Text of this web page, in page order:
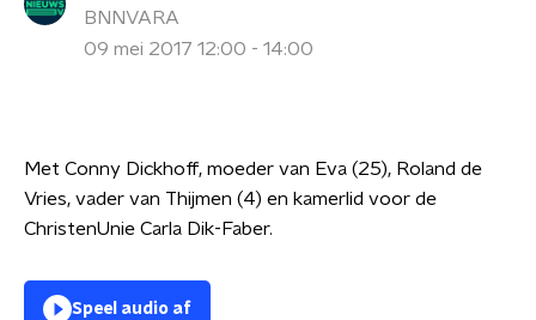
BNNVARA
09 mei 2017 12:00 - 14:00
Met Conny Dickhoff, moeder van Eva (25), Roland de
Vries, vader van Thijmen (4) en kamerlid voor de
ChristenUnie Carla Dik-Faber.
Speel audio af